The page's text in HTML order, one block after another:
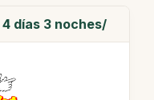
días 3 noches/